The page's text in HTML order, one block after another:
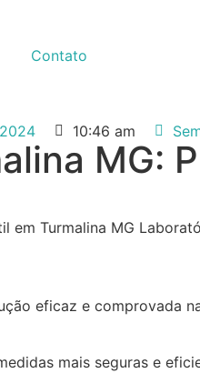
Contato
10:46 am
MG:
eficaz e comprovada
mais seguras e